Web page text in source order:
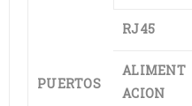
PUERTOS
RJ45
ALIMENT
ACION